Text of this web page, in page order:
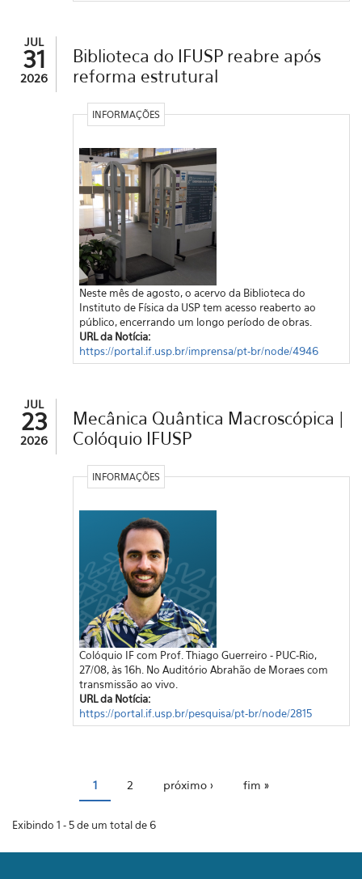
JUL
31
2026
Biblioteca do IFUSP reabre após
reforma estrutural
INFORMAÇÕES
Neste mês de agosto, o acervo da Biblioteca do
Instituto de Física da USP tem acesso reaberto ao
público, encerrando um longo período de obras.
URL da Notícia:
https://portal.if.usp.br/imprensa/pt-br/node/4946
JUL
23
2026
Mecânica Quântica Macroscópica |
Colóquio IFUSP
INFORMAÇÕES
Colóquio IF com Prof. Thiago Guerreiro - PUC-Rio,
27/08, às 16h. No Auditório Abrahão de Moraes com
transmissão ao vivo.
URL da Notícia:
https://portal.if.usp.br/pesquisa/pt-br/node/2815
1 2 próximo › fim »
Exibindo 1 - 5 de um total de 6